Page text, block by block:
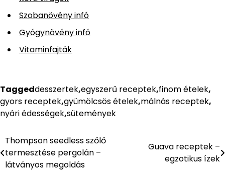
Szobanövény infó
Gyógynövény infó
Vitaminfajták
Taggeddesszertek,egyszerű receptek,finom ételek,
gyors receptek,gyümölcsös ételek,málnás receptek,
nyári édességek,sütemények
Bejegyzés
navigáció
Thompson seedless szőlő
termesztése pergolán –
látványos megoldás
Guava receptek –
egzotikus ízek